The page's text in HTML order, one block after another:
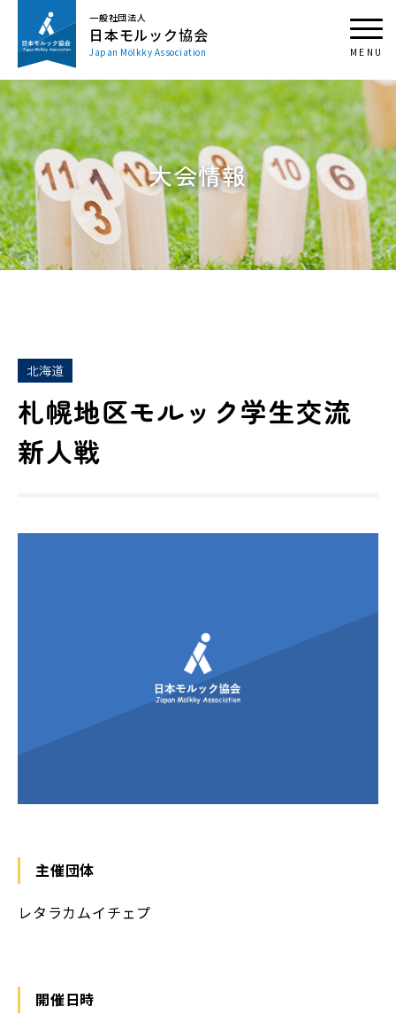
一般社団法人
日本モルック協会
Japan Mölkky Association
大会情報
北海道
札幌地区モルック学生交流
新人戦
主催団体
レタラカムイチェプ
開催日時